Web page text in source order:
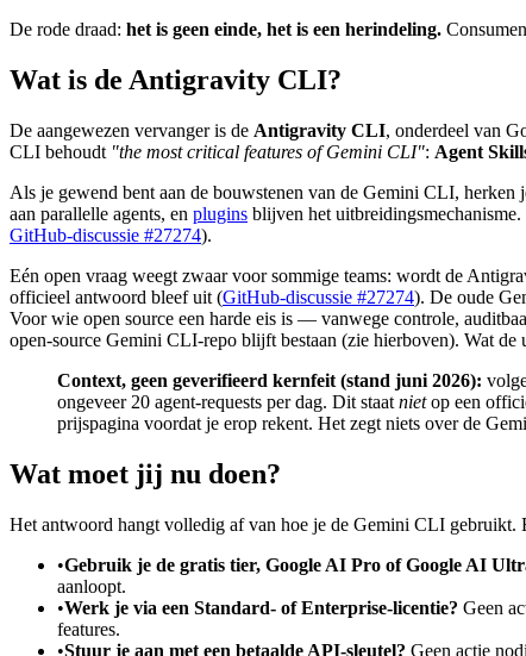
De rode draad: het is geen einde, het is een herindeling.
Wat is de Antigravity CLI?
De aangewezen vervanger is de Antigravity CLI, onderdeel van
CLI behoudt "the most critical features of Gemini CLI": Agent
Als je gewend bent aan de bouwstenen van de Gemini CLI, herken
aan parallelle agents, en plugins blijven het
GitHub-discussie #27274).
Eén open vraag weegt zwaar voor sommige teams: wordt de
officieel antwoord bleef uit (GitHub-discussie #27274). De oude
Voor wie open source een harde eis is — vanwege controle,
open-source Gemini CLI-repo blijft bestaan (zie hierboven). Wat de
Context, geen geverifieerd kernfeit (stand juni 2026):
ongeveer 20 agent-requests per dag. Dit staat nietop een
prijspagina voordat je erop rekent. Het zegt niets over de
Wat moet jij nu doen?
Het antwoord hangt volledig af van hoe je de Gemini CLI gebruikt.
•Gebruik je de gratis tier, Google AI Pro of Google AI
aanloopt.
•Werk je via een Standard- of Enterprise-licentie? Geen
features.
•Stuur je aan met een betaalde API-sleutel? Geen actie